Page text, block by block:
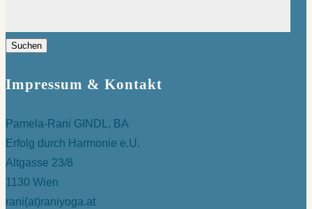
Impressum & Kontakt
Pamela-Rani GINDL, BA
Erfolg durch Harmonie e.U.
Altgasse 23/8
1130 Wien
rani(at)raniyoga.at